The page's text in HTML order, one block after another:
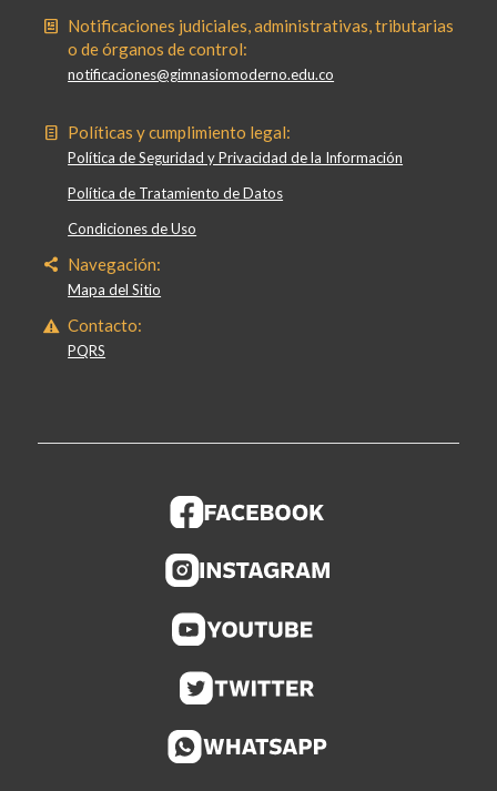
Notificaciones judiciales, administrativas, tributarias
o de órganos de control:
notificaciones@gimnasiomoderno.edu.co
Políticas y cumplimiento legal:
Política de Seguridad y Privacidad de la Información
Política de Tratamiento de Datos
Condiciones de Uso
Navegación:
Mapa del Sitio
Contacto:
PQRS